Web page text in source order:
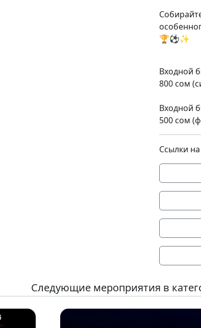
🏆⚽✨
Входной
800 сом
Входной
500 сом
Ссылки
Следующие мероприятия в